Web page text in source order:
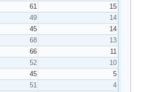
61
15
49
14
45
14
68
13
66
11
52
10
45
5
51 4